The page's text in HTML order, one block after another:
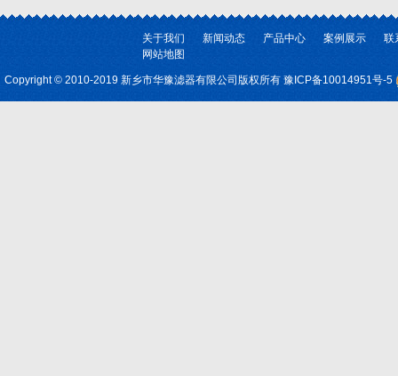
关于我们 新闻动态 产品中心 案例展示
联
网站地图
Copyright © 2010-2019 新乡市华豫滤器有限公司版权所有 豫ICP备10014951号-5